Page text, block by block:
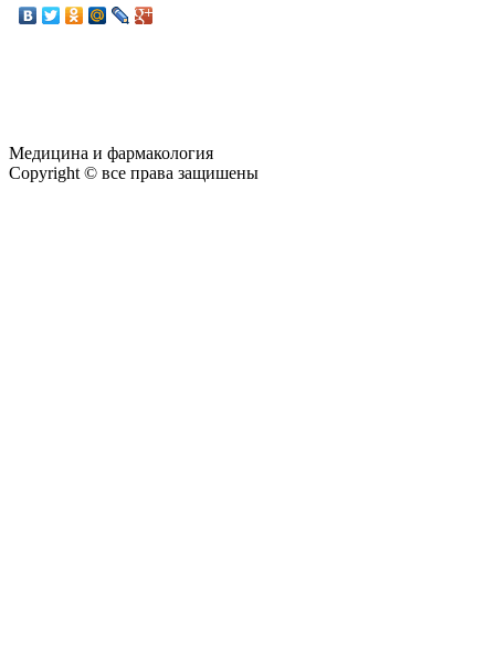
Медицина и фармакология
Copyright © все права защишены